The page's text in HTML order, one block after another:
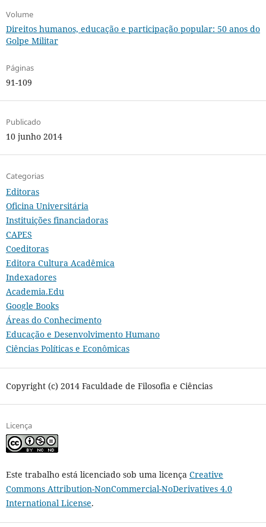
Volume
Direitos humanos, educação e participação popular: 50 anos do
Golpe Militar
Páginas
91-109
Publicado
10 junho 2014
Categorias
Editoras
Oficina Universitária
Instituições financiadoras
CAPES
Coeditoras
Editora Cultura Acadêmica
Indexadores
Academia.Edu
Google Books
Áreas do Conhecimento
Educação e Desenvolvimento Humano
Ciências Políticas e Econômicas
Copyright (c) 2014 Faculdade de Filosofia e Ciências
Licença
Este trabalho está licenciado sob uma licença Creative
Commons Attribution-NonCommercial-NoDerivatives 4.0
International License.